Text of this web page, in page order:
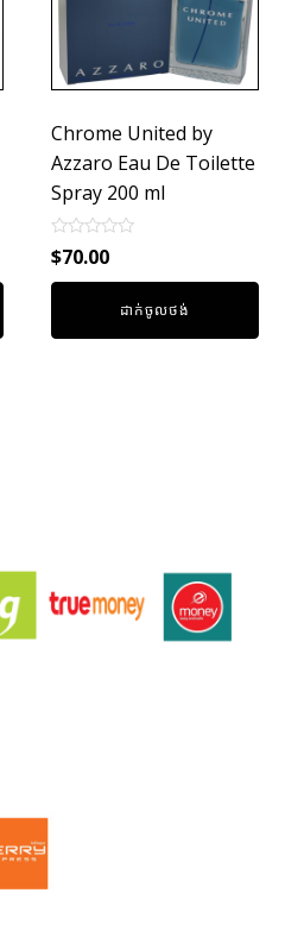
Chrome United by
Azzaro Eau De Toilette
Spray 200 ml
Rated
0
out
$70.00
ដាក់ចូលថង់